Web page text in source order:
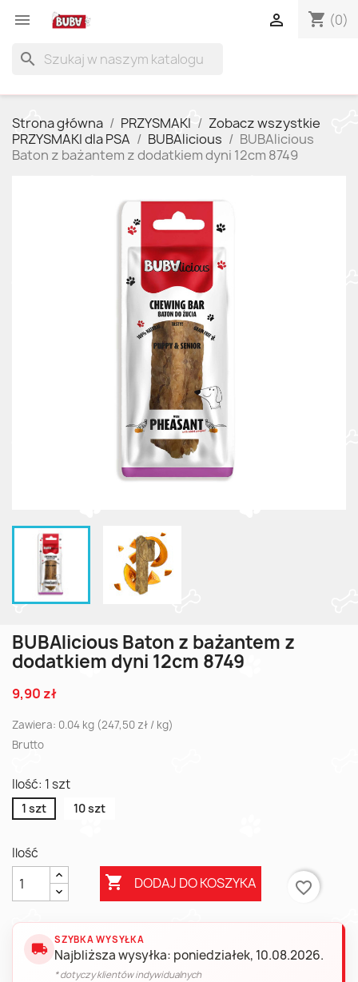
 shopping_cart (0)

search
Strona główna PRZYSMAKI
Zobacz wszystkie
PRZYSMAKI dla PSA
BUBAlicious
BUBAlicious
Baton z bażantem z dodatkiem dyni 12cm 8749
BUBAlicious Baton z bażantem z
dodatkiem dyni 12cm 8749
9,90 zł
Zawiera: 0.04 kg (247,50 zł / kg)
Brutto
Ilość: 1 szt
1 szt 10 szt
Ilość
 DODAJ DO KOSZYKA favorite_border
local_shipping
SZYBKA WYSYŁKA
Najbliższa wysyłka: poniedziałek, 10.08.2026.
* dotyczy klientów indywidualnych